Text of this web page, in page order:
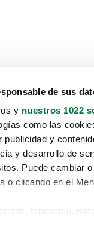
de sus
y nuestros 1022
como las
publicidad y
y desarrollo de
Puede cambiar
o clicando en el
también